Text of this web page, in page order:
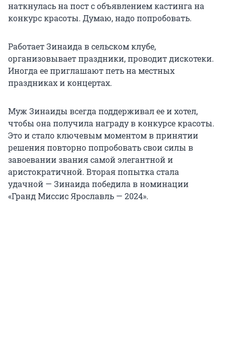
наткнулась на пост с объявлением кастинга на
конкурс красоты. Думаю, надо попробовать.
Работает Зинаида в сельском клубе,
организовывает праздники, проводит дискотеки.
Иногда ее приглашают петь на местных
праздниках и концертах.
Муж Зинаиды всегда поддерживал ее и хотел,
чтобы она получила награду в конкурсе красоты.
Это и стало ключевым моментом в принятии
решения повторно попробовать свои силы в
завоевании звания самой элегантной и
аристократичной. Вторая попытка стала
удачной — Зинаида победила в номинации
«Гранд Миссис Ярославль — 2024».